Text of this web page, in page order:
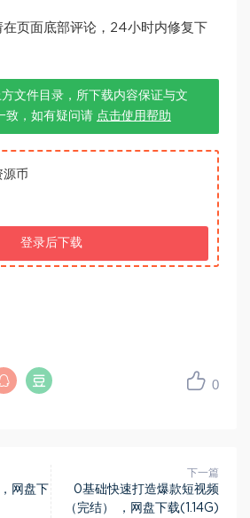
页面底部评论，24小时内修复下
方文件目录，所下载内容保证与文
致，如有疑问请 点击使用帮助
源币
登录后下载
0
网盘下
下一篇
0基础快速打造爆款短视频
（完结） ，网盘下载(1.14G)